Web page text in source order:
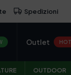
Spedizioni
Outlet HOT
OUTDOOR